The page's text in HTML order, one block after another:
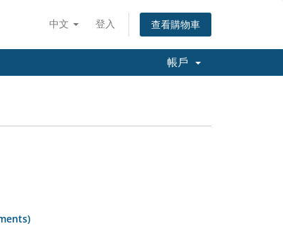
中文 登入 查看購物車
帳戶